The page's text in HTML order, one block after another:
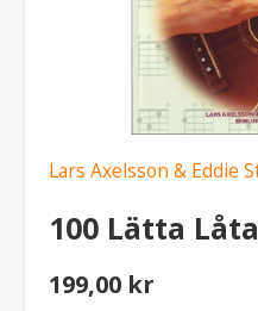
Lars Axelsson & Eddie
100 Lätta
199,00 kr